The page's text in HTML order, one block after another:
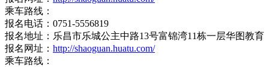
乘车路线：
报名电话：0751-5556819
报名地址：乐昌市乐城公主中路13号富锦湾11栋一层华图教育
报名网址： http://shaoguan.huatu.com/
乘车路线：